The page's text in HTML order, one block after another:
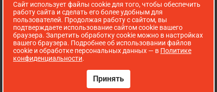
Суббота, Воскресенье: с 8:00 до 16:00
г. Йошкар-Ола, ул. Луначарского, д. 52 А
Тел.: (8362) 41-07-31
Часы работы:
Понедельник – Пятница: с 8:00 до 18:00
Сопровождение сайта WebStroy
Сайт использует файлы cookie для того, чтобы обеспечить
работу сайта и сделать его более удобным для
пользователей. Продолжая работу с сайтом, вы
подтверждаете использование сайтом cookie вашего
браузера. Запретить обработку cookie можно в настройках
вашего браузера. Подробнее об использовании файлов
cookie и обработке персональных данных — в Политике
конфиденциальности.
Принять